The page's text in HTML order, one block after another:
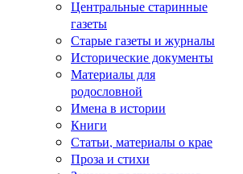
Центральные старинные
газеты
Старые газеты и журналы
Исторические документы
Материалы для
родословной
Имена в истории
Книги
Статьи, материалы о крае
Проза и стихи